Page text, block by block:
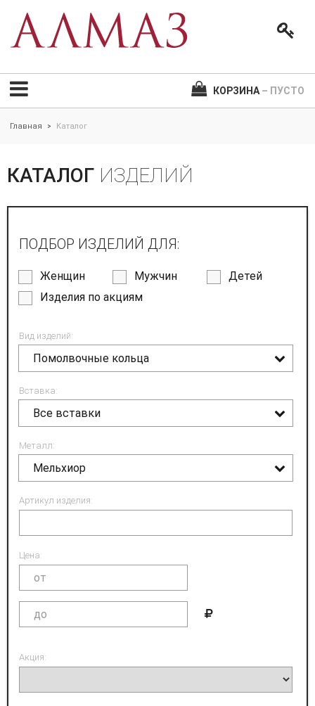
КОРЗИНА – ПУСТО
Главная > Каталог
КАТАЛОГ ИЗДЕЛИЙ
ПОДБОР ИЗДЕЛИЙ ДЛЯ:
Женщин Мужчин
Детей
Изделия по акциям
Вид изделий:
Помолвочные кольца
Вставка:
Все вставки
Металл:
Мельхиор
Артикул изделия:
Цена:
Акция: